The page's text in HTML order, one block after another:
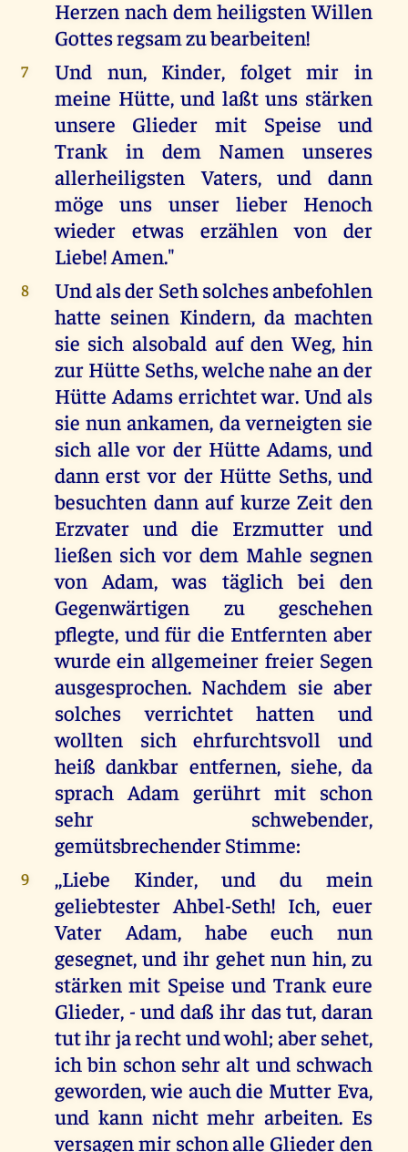
Herzen nach dem heiligsten Willen
Gottes regsam zu bearbeiten!
7
Und nun, Kinder, folget mir in
meine Hütte, und laßt uns stärken
unsere Glieder mit Speise und
Trank in dem Namen unseres
allerheiligsten Vaters, und dann
möge uns unser lieber Henoch
wieder etwas erzählen von der
Liebe! Amen."
8
Und als der Seth solches anbefohlen
hatte seinen Kindern, da machten
sie sich alsobald auf den Weg, hin
zur Hütte Seths, welche nahe an der
Hütte Adams errichtet war. Und als
sie nun ankamen, da verneigten sie
sich alle vor der Hütte Adams, und
dann erst vor der Hütte Seths, und
besuchten dann auf kurze Zeit den
Erzvater und die Erzmutter und
ließen sich vor dem Mahle segnen
von Adam, was täglich bei den
Gegenwärtigen zu geschehen
pflegte, und für die Entfernten aber
wurde ein allgemeiner freier Segen
ausgesprochen. Nachdem sie aber
solches verrichtet hatten und
wollten sich ehrfurchtsvoll und
heiß dankbar entfernen, siehe, da
sprach Adam gerührt mit schon
sehr schwebender,
gemütsbrechender Stimme:
9
,,Liebe Kinder, und du mein
geliebtester Ahbel-Seth! Ich, euer
Vater Adam, habe euch nun
gesegnet, und ihr gehet nun hin, zu
stärken mit Speise und Trank eure
Glieder, - und daß ihr das tut, daran
tut ihr ja recht und wohl; aber sehet,
ich bin schon sehr alt und schwach
geworden, wie auch die Mutter Eva,
und kann nicht mehr arbeiten. Es
versagen mir schon alle Glieder den